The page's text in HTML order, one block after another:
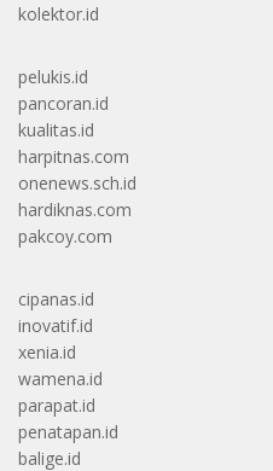
kolektor.id
pelukis.id
pancoran.id
kualitas.id
harpitnas.com
onenews.sch.id
hardiknas.com
pakcoy.com
cipanas.id
inovatif.id
xenia.id
wamena.id
parapat.id
penatapan.id
balige.id